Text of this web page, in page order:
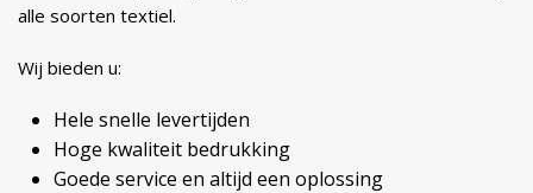
alle soorten textiel.
Wij bieden u:
Hele snelle levertijden
Hoge kwaliteit bedrukking
Goede service en altijd een oplossing